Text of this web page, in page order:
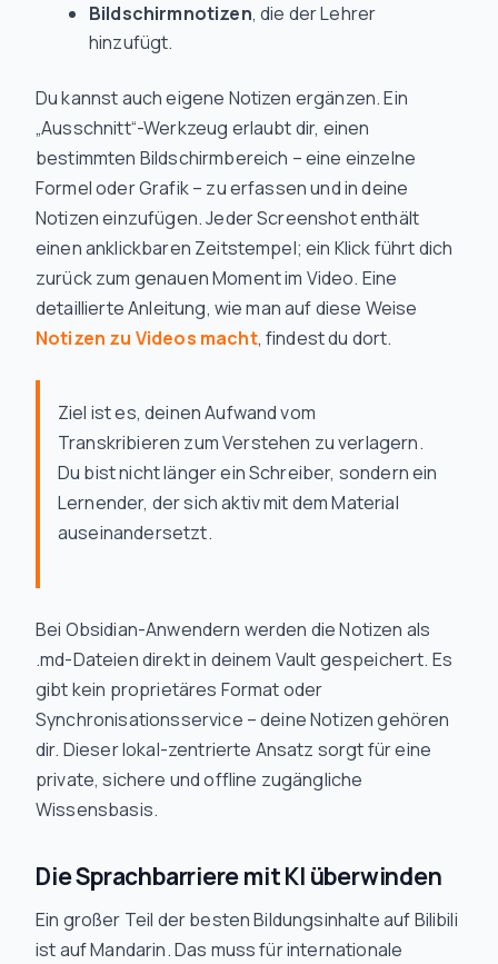
Bildschirmnotizen, die der Lehrer
hinzufügt.
Du kannst auch eigene Notizen ergänzen. Ein
„Ausschnitt“-Werkzeug erlaubt dir, einen
bestimmten Bildschirmbereich – eine einzelne
Formel oder Grafik – zu erfassen und in deine
Notizen einzufügen. Jeder Screenshot enthält
einen anklickbaren Zeitstempel; ein Klick führt dich
zurück zum genauen Moment im Video. Eine
detaillierte Anleitung, wie man auf diese Weise
Notizen zu Videos macht, findest du dort.
Ziel ist es, deinen Aufwand vom
Transkribieren zum Verstehen zu verlagern.
Du bist nicht länger ein Schreiber, sondern ein
Lernender, der sich aktiv mit dem Material
auseinandersetzt.
Bei Obsidian-Anwendern werden die Notizen als
.md-Dateien direkt in deinem Vault gespeichert. Es
gibt kein proprietäres Format oder
Synchronisationsservice – deine Notizen gehören
dir. Dieser lokal-zentrierte Ansatz sorgt für eine
private, sichere und offline zugängliche
Wissensbasis.
Die Sprachbarriere mit KI überwinden
Ein großer Teil der besten Bildungsinhalte auf Bilibili
ist auf Mandarin. Das muss für internationale